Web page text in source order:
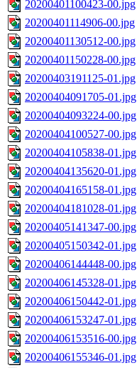
20200401100423-00.jpg
20200401114906-00.jpg
20200401130512-00.jpg
20200401150228-00.jpg
20200403191125-01.jpg
20200404091705-01.jpg
20200404093224-00.jpg
20200404100527-00.jpg
20200404105838-01.jpg
20200404135620-01.jpg
20200404165158-01.jpg
20200404181028-01.jpg
20200405141347-00.jpg
20200405150342-01.jpg
20200406144448-00.jpg
20200406145328-01.jpg
20200406150442-01.jpg
20200406153247-01.jpg
20200406153516-00.jpg
20200406155346-01.jpg